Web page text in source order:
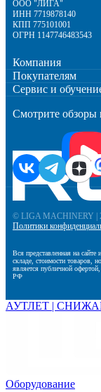
ООО "ЛИГА"
ИНН 7719878140
КПП 775101001
ОГРН 1147746483543
Компания
Покупателям
Сервис и
Смотрите обзоры
© LIGA MACHINERY |
Политики
Вся представленная на
складе, стоимости товаров,
является публичной
РФ
АУТЛЕТ |
Оборудование